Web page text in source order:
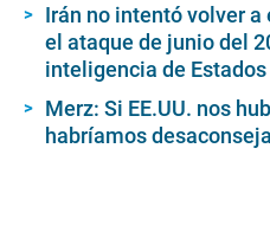
Irán no intentó volver
el ataque de junio del
inteligencia de
Merz: Si EE.UU. nos
habríamos